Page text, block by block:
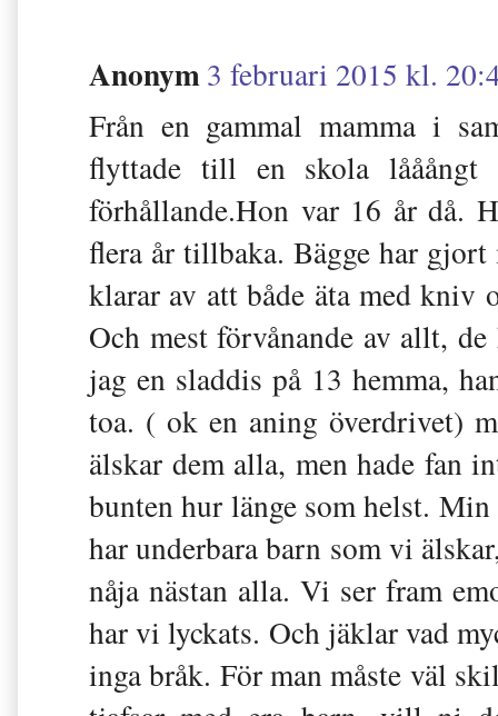
Anonym3 februari 2015 kl.
Från en gammal mamma i
flyttade till en skola
förhållande.Hon var 16 år då.
flera år tillbaka. Bägge har
klarar av att både äta med kniv
Och mest förvånande av allt,
jag en sladdis på 13 hemma,
toa. ( ok en aning överdrivet)
älskar dem alla, men hade fan
bunten hur länge som helst.
har underbara barn som vi
nåja nästan alla. Vi ser fram
har vi lyckats. Och jäklar vad
inga bråk. För man måste väl